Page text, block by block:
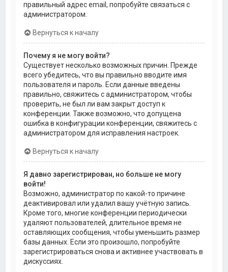
правильный адрес email, попробуйте связаться с
администратором.
Вернуться к началу
Почему я не могу войти?
Существует несколько возможных причин. Прежде
всего убедитесь, что вы правильно вводите имя
пользователя и пароль. Если данные введены
правильно, свяжитесь с администратором, чтобы
проверить, не был ли вам закрыт доступ к
конференции. Также возможно, что допущена
ошибка в конфигурации конференции, свяжитесь с
администратором для исправления настроек.
Вернуться к началу
Я давно зарегистрирован, но больше не могу
войти!
Возможно, администратор по какой-то причине
деактивировал или удалил вашу учётную запись.
Кроме того, многие конференции периодически
удаляют пользователей, длительное время не
оставляющих сообщения, чтобы уменьшить размер
базы данных. Если это произошло, попробуйте
зарегистрироваться снова и активнее участвовать в
дискуссиях.